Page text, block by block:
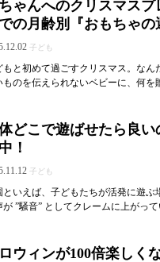
ゃんへのクリスマス
の月齢別『おもちゃの
子ども
もと初めて過ごすクリスマス。な
ものを伝えられないベビーに、何
どこで遊ばせたら良
！
子ども
といえば、子どもたちが活発に遊
が ”騒音” としてクレームに上がっ
ウィンが100倍楽しく